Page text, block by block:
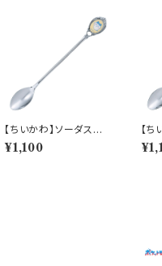
【ちいかわ】ソーダスプ
ーン(ハチワレ)【CKW4
0】CKW42-850
¥1,100
【
ーン
0】